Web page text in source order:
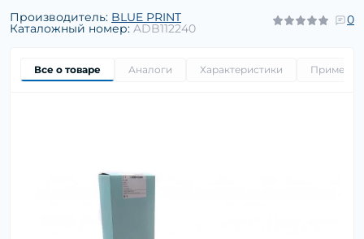
Производитель: BLUE PRINT
Каталожный номер: ADB112240
0
Все о товаре Аналоги Характеристики